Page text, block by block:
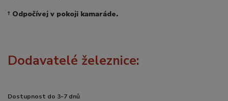
† Odpočívej v pokoji kamaráde.
Dodavatelé železnice:
Dostupnost do 3-7 dnů